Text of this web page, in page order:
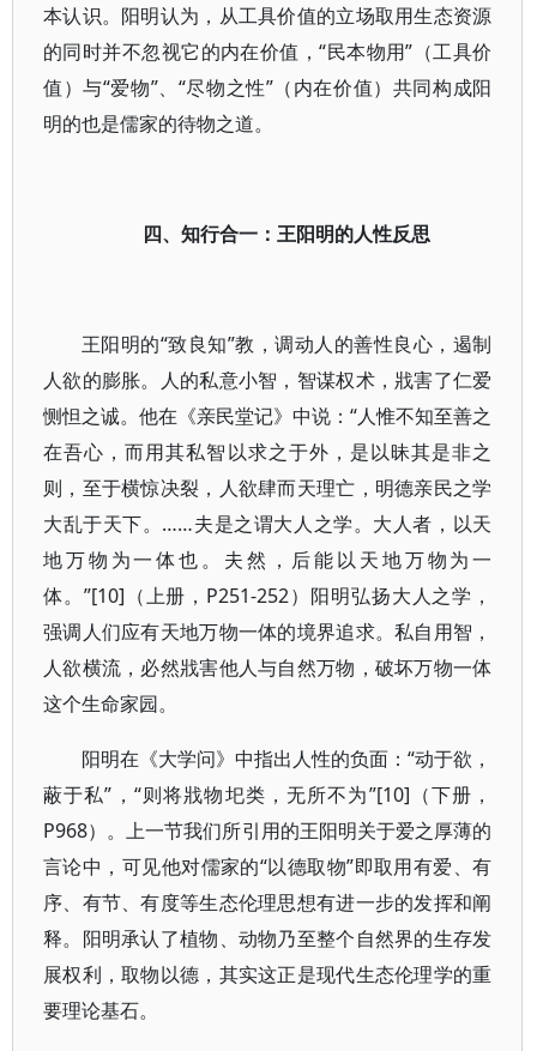
本认识。阳明认为，从工具价值的立场取用生态资源
的同时并不忽视它的内在价值，“民本物用”（工具价
值）与“爱物”、“尽物之性”（内在价值）共同构成阳
明的也是儒家的待物之道。
四、知行合一：王阳明的人性反思
王阳明的“致良知”教，调动人的善性良心，遏制
人欲的膨胀。人的私意小智，智谋权术，戕害了仁爱
恻怛之诚。他在《亲民堂记》中说：“人惟不知至善之
在吾心，而用其私智以求之于外，是以昧其是非之
则，至于横惊决裂，人欲肆而天理亡，明德亲民之学
大乱于天下。……夫是之谓大人之学。大人者，以天
地万物为一体也。夫然，后能以天地万物为一
体。”[10]（上册，P251-252）阳明弘扬大人之学，
强调人们应有天地万物一体的境界追求。私自用智，
人欲横流，必然戕害他人与自然万物，破坏万物一体
这个生命家园。
阳明在《大学问》中指出人性的负面：“动于欲，
蔽于私”，“则将戕物圯类，无所不为”[10]（下册，
P968）。上一节我们所引用的王阳明关于爱之厚薄的
言论中，可见他对儒家的“以德取物”即取用有爱、有
序、有节、有度等生态伦理思想有进一步的发挥和阐
释。阳明承认了植物、动物乃至整个自然界的生存发
展权利，取物以德，其实这正是现代生态伦理学的重
要理论基石。